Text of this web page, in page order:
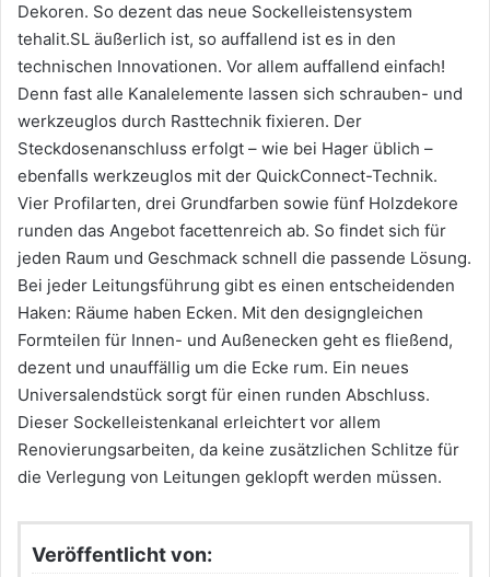
Dekoren. So dezent das neue Sockelleistensystem
tehalit.SL äußerlich ist, so auffallend ist es in den
technischen Innovationen. Vor allem auffallend einfach!
Denn fast alle Kanalelemente lassen sich schrauben- und
werkzeuglos durch Rasttechnik fixieren. Der
Steckdosenanschluss erfolgt – wie bei Hager üblich –
ebenfalls werkzeuglos mit der QuickConnect-Technik.
Vier Profilarten, drei Grundfarben sowie fünf Holzdekore
runden das Angebot facettenreich ab. So findet sich für
jeden Raum und Geschmack schnell die passende Lösung.
Bei jeder Leitungsführung gibt es einen entscheidenden
Haken: Räume haben Ecken. Mit den designgleichen
Formteilen für Innen- und Außenecken geht es fließend,
dezent und unauffällig um die Ecke rum. Ein neues
Universalendstück sorgt für einen runden Abschluss.
Dieser Sockelleistenkanal erleichtert vor allem
Renovierungsarbeiten, da keine zusätzlichen Schlitze für
die Verlegung von Leitungen geklopft werden müssen.
Veröffentlicht von: